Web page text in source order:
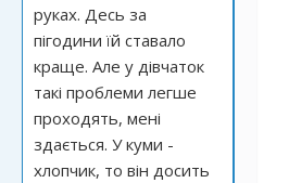
руках. Десь за
пігодини їй ставало
краще. Але у дівчаток
такі проблеми легше
проходять, мені
здається. У куми -
хлопчик, то він досить